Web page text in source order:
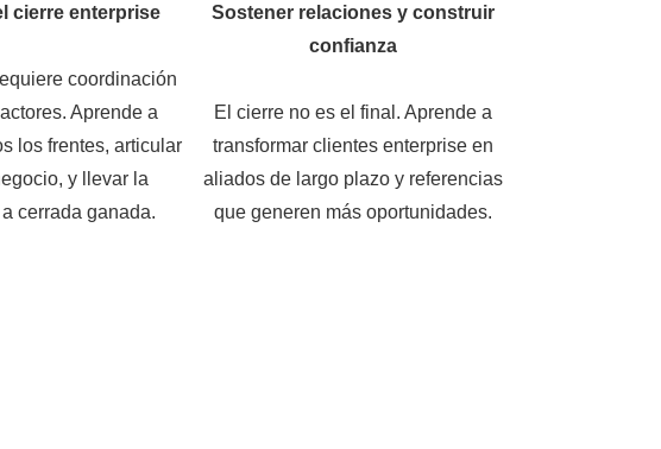
cierre enterprise
coordinación
Aprende a
los frentes, articular
y llevar la
cerrada ganada.
Sostener relaciones y construir
confianza
El cierre no es el final. Aprende a
transformar clientes enterprise en
aliados de largo plazo y referencias
que generen más oportunidades.